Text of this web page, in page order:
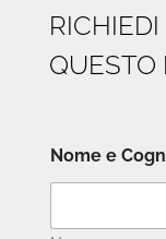
QUESTO
Nome e